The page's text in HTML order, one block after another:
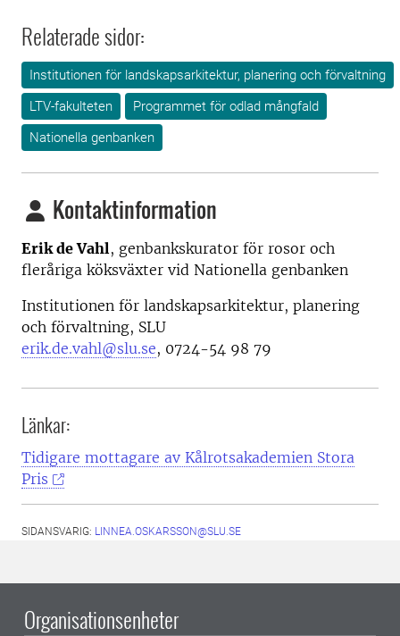
Relaterade sidor:
Institutionen för landskapsarkitektur, planering och förvaltning
LTV-fakulteten
Programmet för odlad mångfald
Nationella genbanken
Kontaktinformation
Erik de Vahl, genbankskurator för rosor och
fleråriga köksväxter vid Nationella genbanken
Institutionen för landskapsarkitektur, planering
och förvaltning, SLU
erik.de.vahl@slu.se, 0724-54 98 79
Länkar:
Tidigare mottagare av Kålrotsakademien Stora
Pris
SIDANSVARIG: LINNEA.OSKARSSON@SLU.SE
Organisationsenheter